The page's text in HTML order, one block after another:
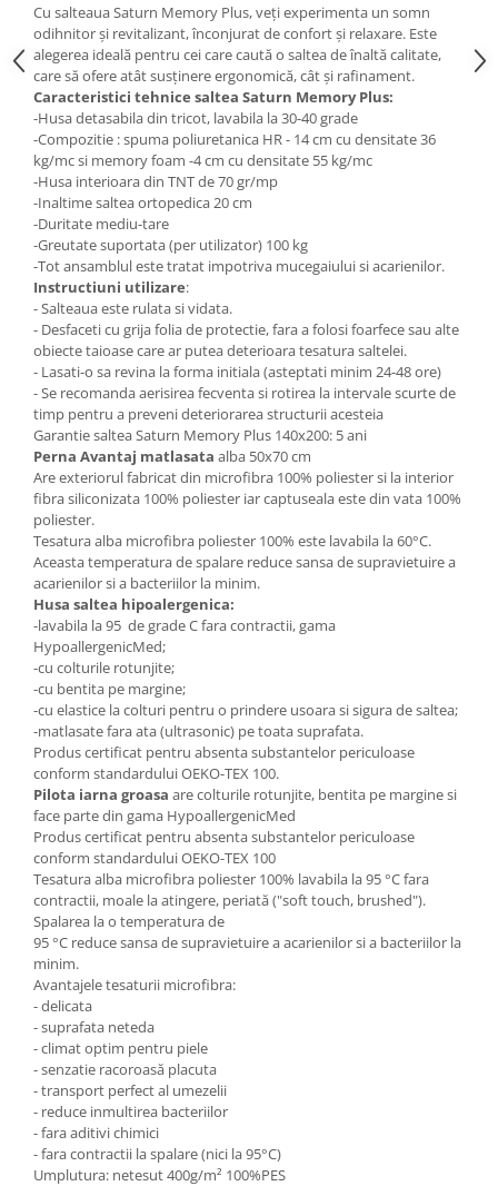
Cu salteaua Saturn Memory Plus, veți experimenta un somn
odihnitor și revitalizant, înconjurat de confort și relaxare. Este
alegerea ideală pentru cei care caută o saltea de înaltă calitate,
care să ofere atât susținere ergonomică, cât și rafinament.
Caracteristici tehnice saltea Saturn Memory Plus:
-Husa detasabila din tricot, lavabila la 30-40 grade
-Compozitie : spuma poliuretanica HR - 14 cm cu densitate 36
kg/mc si memory foam -4 cm cu densitate 55 kg/mc
-Husa interioara din TNT de 70 gr/mp
-Inaltime saltea ortopedica 20 cm
-Duritate mediu-tare
-Greutate suportata (per utilizator) 100 kg
-Tot ansamblul este tratat impotriva mucegaiului si acarienilor.
Instructiuni utilizare:
- Salteaua este rulata si vidata.
- Desfaceti cu grija folia de protectie, fara a folosi foarfece sau alte
obiecte taioase care ar putea deterioara tesatura saltelei.
- Lasati-o sa revina la forma initiala (asteptati minim 24-48 ore)
- Se recomanda aerisirea fecventa si rotirea la intervale scurte de
timp pentru a preveni deteriorarea structurii acesteia
Garantie saltea Saturn Memory Plus 140x200: 5 ani
Perna Avantaj matlasata alba 50x70 cm
Are exteriorul fabricat din microfibra 100% poliester si la interior
fibra siliconizata 100% poliester iar captuseala este din vata 100%
poliester.
Tesatura alba microfibra poliester 100% este lavabila la 60°C.
Aceasta temperatura de spalare reduce sansa de supravietuire a
acarienilor si a bacteriilor la minim.
Husa saltea hipoalergenica:
-lavabila la 95 de grade C fara contractii, gama
HypoallergenicMed;
-cu colturile rotunjite;
-cu bentita pe margine;
-cu elastice la colturi pentru o prindere usoara si sigura de saltea;
-matlasate fara ata (ultrasonic) pe toata suprafata.
Produs certificat pentru absenta substantelor periculoase
conform standardului OEKO-TEX 100.
Pilota iarna groasa are colturile rotunjite, bentita pe margine si
face parte din gama HypoallergenicMed
Produs certificat pentru absenta substantelor periculoase
conform standardului OEKO-TEX 100
Tesatura alba microfibra poliester 100% lavabila la 95 °C fara
contractii, moale la atingere, periată ("soft touch, brushed").
Spalarea la o temperatura de
95 °C reduce sansa de supravietuire a acarienilor si a bacteriilor la
minim.
Avantajele tesaturii microfibra:
- delicata
- suprafata neteda
- climat optim pentru piele
- senzatie racoroasă placuta
- transport perfect al umezelii
- reduce inmultirea bacteriilor
- fara aditivi chimici
- fara contractii la spalare (nici la 95°C)
Umplutura: netesut 400g/m² 100%PES